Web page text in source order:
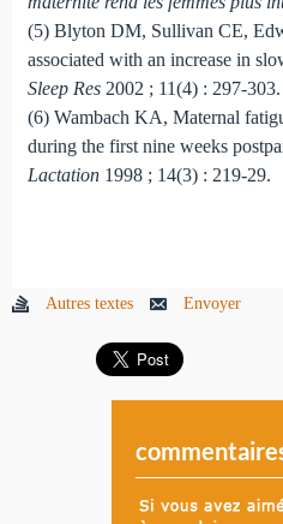
(5) Blyton DM, Sullivan CE,
associated with an increase in
Sleep Res2002 ; 11(4) : 297-303.
(6) Wambach KA, Maternal
during the first nine weeks
Lactation1998 ; 14(3) : 219-29.
Autres textes Envoyer